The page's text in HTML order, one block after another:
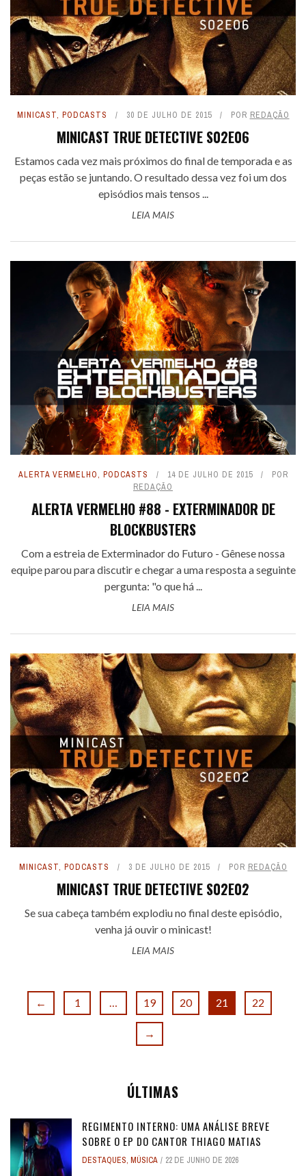
MINICAST, PODCASTS 30 DE JULHO DE 2015 POR REDAÇÃO
MINICAST TRUE DETECTIVE S02E06
Estamos cada vez mais próximos do final de temporada e as
peças estão se juntando. O resultado dessa vez foi um dos
episódios mais tensos ...
LEIA MAIS
ALERTA VERMELHO, PODCASTS 14 DE JULHO DE 2015
POR
REDAÇÃO
ALERTA VERMELHO #88 - EXTERMINADOR DE
BLOCKBUSTERS
Com a estreia de Exterminador do Futuro - Gênese nossa
equipe parou para discutir e chegar a uma resposta a seguinte
pergunta: "o que há ...
LEIA MAIS
MINICAST, PODCASTS 3 DE JULHO DE 2015 POR REDAÇÃO
MINICAST TRUE DETECTIVE S02E02
Se sua cabeça também explodiu no final deste episódio,
venha já ouvir o minicast!
LEIA MAIS
← 1 … 19 20 21 22
→
ÚLTIMAS
REGIMENTO INTERNO: UMA ANÁLISE BREVE
SOBRE O EP DO CANTOR THIAGO MATIAS
DESTAQUES, MÚSICA 22 DE JUNHO DE 2026